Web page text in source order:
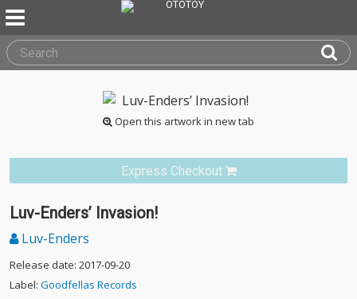
Open this artwork in new tab
Express Checkout
Luv-Enders’ Invasion!
Luv-Enders
Release date: 2017-09-20
Label: Goodfellas Records